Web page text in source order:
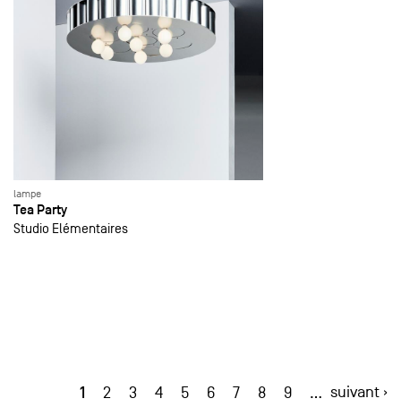
lampe
Tea Party
Studio Elémentaires
1 2 3 4 5 6 7 8 9 … suivant ›